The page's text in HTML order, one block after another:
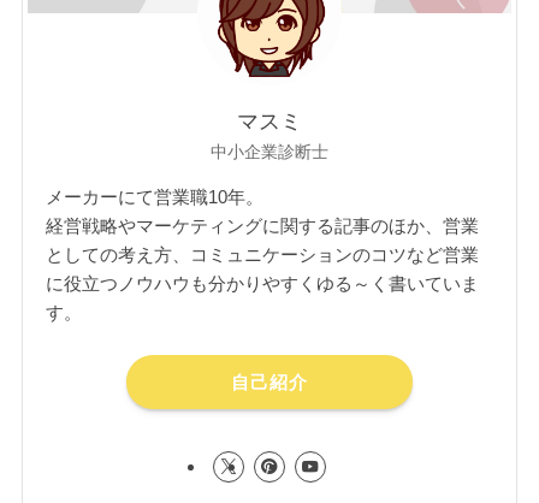
マスミ
中小企業診断士
メーカーにて営業職10年。
経営戦略やマーケティングに関する記事のほか、営業
としての考え方、コミュニケーションのコツなど営業
に役立つノウハウも分かりやすくゆる～く書いていま
す。
自己紹介